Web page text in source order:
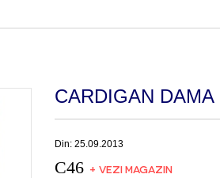
CARDIGAN DAMA
Din: 25.09.2013
C46 + VEZI MAGAZIN